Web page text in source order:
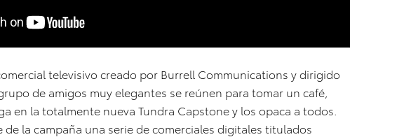
televisivo creado por Burrell Communications y dirigido
grupo de amigos muy elegantes se reúnen para tomar un café,
en la totalmente nueva Tundra Capstone y los opaca a todos.
de la campaña una serie de comerciales digitales titulados